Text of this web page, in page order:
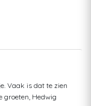
Vaak is dat te zien
groeten, Hedwig